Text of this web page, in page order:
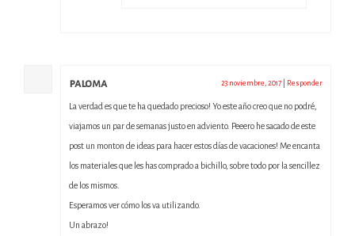
paloma 23 noviembre, 2017 Responder
La verdad es que te ha quedado precioso! Yo este año creo que no podré,
viajamos un par de semanas justo en adviento. Peeero he sacado de este
post un monton de ideas para hacer estos días de vacaciones! Me encanta
los materiales que les has comprado a bichillo, sobre todo por la sencillez
de los mismos.
Esperamos ver cómo los va utilizando.
Un abrazo!